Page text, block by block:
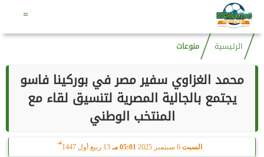
=
الرئيسية منوعات
محمد الغزاوي سفير مصر في بوركينا فاسو
يجتمع بالجالية المصرية لتنسيق لقاء مع
المنتخب الوطني
السبت 05:01 مـ 13 ربيع أول 1447
هـ